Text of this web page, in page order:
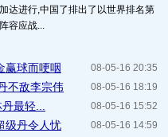
达进行,中国了排出了以世界排名第
容应战...
08-05-16 20:35
赢球而哽咽
08-05-16 18:19
不敌李宗伟
08-05-16 15:52
最轻...
08-05-16 14:59
级丹令人忧